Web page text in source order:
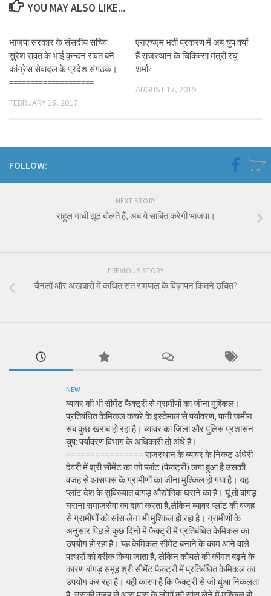
YOU MAY ALSO LIKE...
भाजपा सरकार के संसदीय सचिव
सुरेश रावत के भाई कुन्दन रावत बने
कांग्रेस सेवादल के प्रदेश संगठक।
====================
FEBRUARY 15, 2017
एनएचएम भर्ती प्रकरण में अब चुप क्यों
हैं राजस्थान के चिकित्सा मंत्री रघु
शर्मा?
AUGUST 17, 2019
FOLLOW:
NEXT STORY
राहुल गांधी झूठ बोलते हैं, अब ये साबित करेगी भाजपा।
PREVIOUS STORY
चैनलों और अखबारों में कथित संत रामपाल के विज्ञापन कितने उचित?
NEW
ब्यावर की भी सीमेंट फैक्ट्री से ग्रामीणों का जीना मुश्किल।
प्रतिबंधित केमिकल कचरे के इस्तेमाल से पर्यावरण, पानी जमीन
सब कुछ खराब हो रहा है। ब्यावर का जिला और पुलिस प्रशासन
चुप: पर्यावरण विभाग के अधिकारी तो अंधे हैं।
================ राजस्थान के ब्यावर के निकट अंधेरी
देवरी में श्री सीमेंट का जो प्लांट (फैक्ट्री) लगा हुआ है उसकी
वजह से आसपास के ग्रामीणों का जीना मुश्किल हो गया है। यह
प्लांट देश के सुविख्यात बांगड़ औद्योगिक घराने का है। यूं तो बांगड़
घराना समाजसेवा का दावा करता है,लेकिन ब्यावर प्लांट की वजह
से ग्रामीणों को सांस लेना भी मुश्किल हो रहा है। ग्रामीणों के
अनुसार पिछले कुछ दिनों में फैक्ट्री में प्रतिबंधित केमिकल का
उपयोग हो रहा है। यह केमिकल सीमेंट बनाने के काम आने वाले
पत्थरों को बरीक किया जाता है, लेकिन कोयले की कीमत बढ़ने के
कारण बांगड़ समूह श्री सीमेंट फैक्ट्री में प्रतिबंधित केमिकल का
उपयोग कर रहा है। यही कारण है कि फैक्ट्री से जो धुंआ निकलता